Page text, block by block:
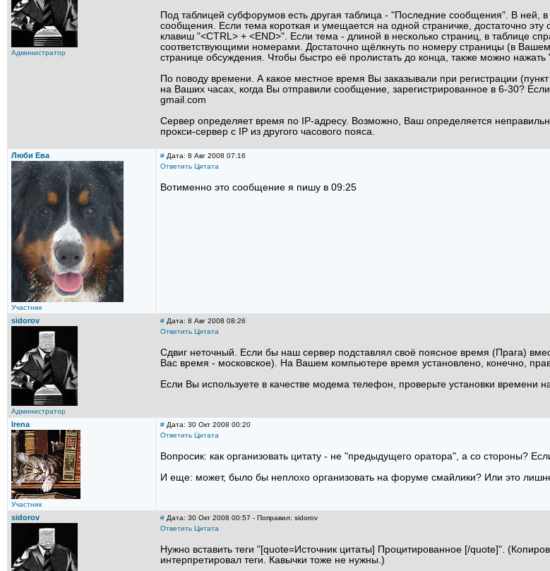
Администратор
Под таблицей субфорумов есть другая таблица - "Последние сообщения". В ней,
сообщения. Если тема короткая и умещается на одной страничке, достаточно
клавиш "<CTRL> + <END>". Если тема - длиной в несколько страниц, в таблице
соответствующими номерами. Достаточно щёлкнуть по номеру страницы (в
странице обсуждения. Чтобы быстро её пролистать до конца, также можно нажать
По поводу времени. А какое местное время Вы заказывали при регистрации
на Ваших часах, когда Вы отправили сообщение, зарегистрированное в 6-30?
gmail.com
Сервер определяет время по IP-адресу. Возможно, Ваш определяется
прокси-сервер с IP из другого часового пояса.
Люби Ева
Участник
# Дата: 8 Авг 2008 07:16
Ответить Цитата
Вотименно это сообщение я пишу в 09:25
sidorov
Администратор
# Дата: 8 Авг 2008 08:26
Ответить Цитата
Сдвиг неточный. Если бы наш сервер подставлял своё поясное время (Прага)
Вас время - московское). На Вашем компьютере время установлено, конечно,
Если Вы используете в качестве модема телефон, проверьте установки времени
Irena
Участник
# Дата: 30 Окт 2008 00:20
Ответить Цитата
Вопросик: как организовать цитату - не "предыдущего оратора", а со стороны?
И еще: может, было бы неплохо организовать на форуме смайлики? Или это
sidorov # Дата: 30 Окт 2008 00:57 - Поправил: sidorov
Ответить Цитата
Нужно вставить теги "[quotе=Источник цитаты] Процитированное [/quotе]".
интерпретировал теги. Кавычки тоже не нужны.)